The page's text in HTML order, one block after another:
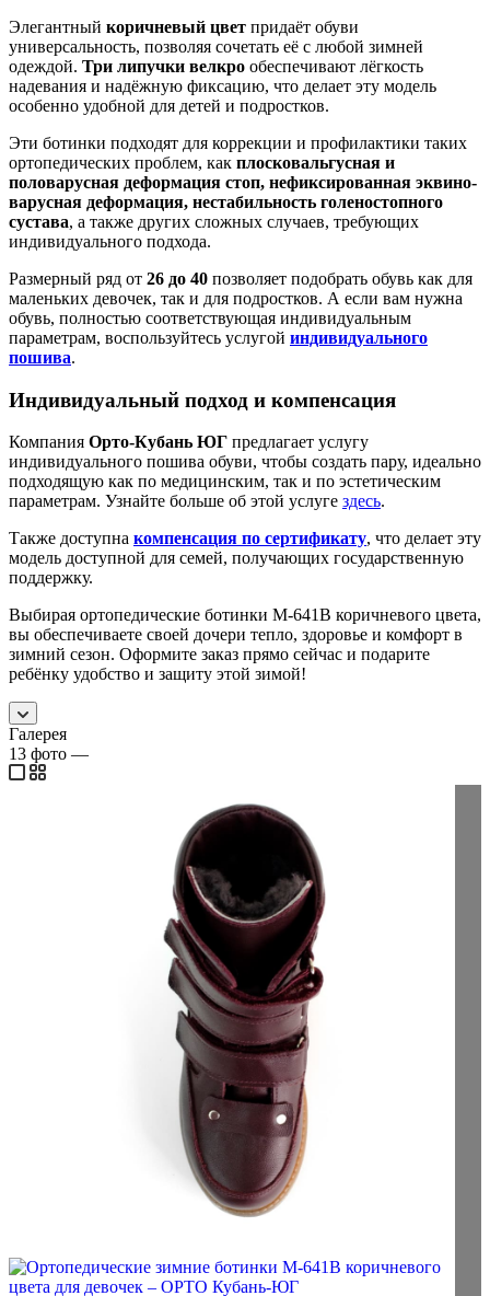
Элегантный коричневый цвет придаёт обуви
универсальность, позволяя сочетать её с любой зимней
одеждой. Три липучки велкро обеспечивают лёгкость
надевания и надёжную фиксацию, что делает эту модель
особенно удобной для детей и подростков.
Эти ботинки подходят для коррекции и профилактики таких
ортопедических проблем, как плосковальгусная и
половарусная деформация стоп, нефиксированная эквино-
варусная деформация, нестабильность голеностопного
сустава, а также других сложных случаев, требующих
индивидуального подхода.
Размерный ряд от 26 до 40 позволяет подобрать обувь как для
маленьких девочек, так и для подростков. А если вам нужна
обувь, полностью соответствующая индивидуальным
параметрам, воспользуйтесь услугой индивидуального
пошива.
Индивидуальный подход и компенсация
Компания Орто-Кубань ЮГ предлагает услугу
индивидуального пошива обуви, чтобы создать пару, идеально
подходящую как по медицинским, так и по эстетическим
параметрам. Узнайте больше об этой услуге здесь.
Также доступна компенсация по сертификату, что делает эту
модель доступной для семей, получающих государственную
поддержку.
Выбирая ортопедические ботинки М-641В коричневого цвета,
вы обеспечиваете своей дочери тепло, здоровье и комфорт в
зимний сезон. Оформите заказ прямо сейчас и подарите
ребёнку удобство и защиту этой зимой!
Галерея
13 фото —